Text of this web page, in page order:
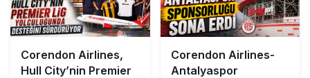
Corendon Airlines,
Hull City’nin Premier
Corendon Airlines-
Antalyaspor